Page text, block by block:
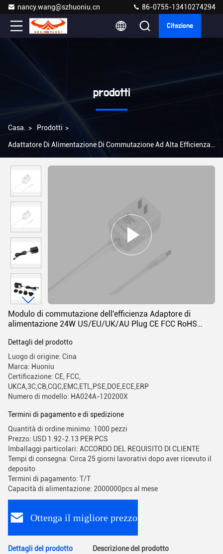
nancy.wang@szhuoniu.cn 86-0755-13410274294
Citazione
prodotti
Casa. > Prodotti >
Adattatore Di Alimentazione Di Commutazione Ad Alta Efficienza
alimentazione 24W US/EU/UK/AU Plug CE FCC RoHS certificato
Modulo di commutazione dell'efficienza Adaptore di
alimentazione 24W US/EU/UK/AU Plug CE FCC RoHS
Dettagli del prodotto
Luogo di origine: Cina
Marca: Huoniu
Certificazione: CE, FCC,
UKCA,3C,CB,CQC,EMC,ETL,PSE,DOE,ECE,ERP
Numero di modello: HA024A-120200X
Termini di pagamento e di spedizione
Quantità di ordine minimo: 1000 pezzi
Prezzo: USD 1.92-2.13 PER PCS
Imballaggi particolari: ACCORDO DEL REQUISITO DI CLIENTE
Tempi di consegna: Circa 25 giorni lavorativi dopo aver ricevuto il
deposito
Termini di pagamento: T/T
Capacità di alimentazione: 2000000pcs al mese
Ottenga il migliore prezzo
Dettagli del prodotto Descrizione del prodotto